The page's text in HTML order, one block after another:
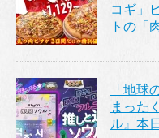
コギ」
トの「
「地球
まった
ル』本